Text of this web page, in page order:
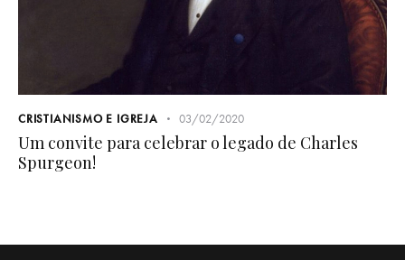
CRISTIANISMO E IGREJA 03/02/2020
Um convite para celebrar o legado de Charles
Spurgeon!